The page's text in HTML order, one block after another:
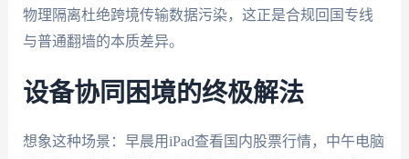
物理隔离杜绝跨境传输数据污染，这正是合规回国专线
与普通翻墙的本质差异。
设备协同困境的终极解法
想象这种场景：早晨用iPad查看国内股票行情，中午电脑